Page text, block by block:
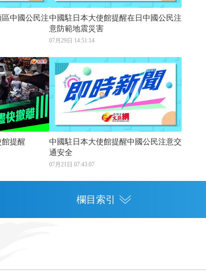
中國公民注中國駐日本大使館提醒在日中國公民注
意防範地震災害
07月29日 14:51:14
提醒
中國駐日本大使館提醒中國公民注意交
通安全
07月21日 07:43:07
欄目索引
人才 灣區政策